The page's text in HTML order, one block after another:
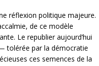
réflexion politique majeure.
de ce modèle
Le republier aujourd’hui
tolérée par la démocratie
ces semences de la